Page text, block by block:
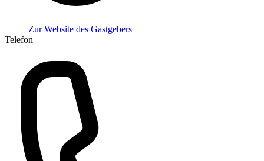
Zur Website des Gastgebers
Telefon